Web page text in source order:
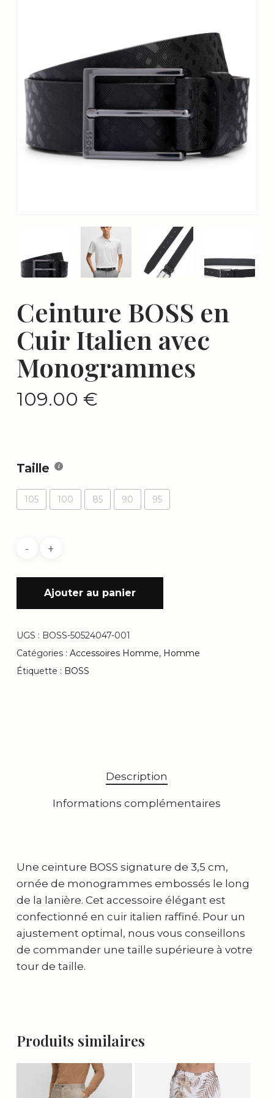
Ceinture BOSS en
Cuir Italien avec
Monogrammes
109.00 €
Taille
105 100 85 90 95
Ajouter au panier
UGS : BOSS-50524047-001
Catégories : Accessoires Homme, Homme
Étiquette : BOSS
Description
Informations complémentaires
Une ceinture BOSS signature de 3,5 cm,
ornée de monogrammes embossés le long
de la lanière. Cet accessoire élégant est
confectionné en cuir italien raffiné. Pour un
ajustement optimal, nous vous conseillons
de commander une taille supérieure à votre
tour de taille.
Produits similaires